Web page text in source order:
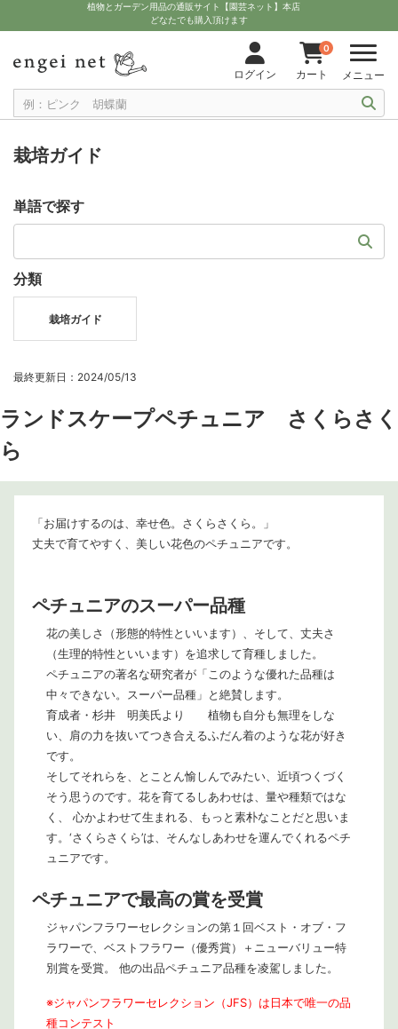
植物とガーデン用品の通販サイト【園芸ネット】本店
どなたでも購入頂けます
ログイン
0
カート メニュー
栽培ガイド
単語で探す
分類
栽培ガイド
最終更新日：2024/05/13
ランドスケープペチュニア さくらさく
ら
「お届けするのは、幸せ色。さくらさくら。」
丈夫で育てやすく、美しい花色のペチュニアです。
ペチュニアのスーパー品種
花の美しさ（形態的特性といいます）、そして、丈夫さ
（生理的特性といいます）を追求して育種しました。
ペチュニアの著名な研究者が「このような優れた品種は
中々できない。スーパー品種」と絶賛します。
育成者・杉井 明美氏より 植物も自分も無理をしな
い、肩の力を抜いてつき合えるふだん着のような花が好き
です。
そしてそれらを、とことん愉しんでみたい、近頃つくづく
そう思うのです。花を育てるしあわせは、量や種類ではな
く、 心かよわせて生まれる、もっと素朴なことだと思いま
す。‘さくらさくら’は、そんなしあわせを運んでくれるペチ
ュニアです。
ペチュニアで最高の賞を受賞
ジャパンフラワーセレクションの第１回ベスト・オブ・フ
ラワーで、ベストフラワー（優秀賞）＋ニューバリュー特
別賞を受賞。 他の出品ペチュニア品種を凌駕しました。
※ジャパンフラワーセレクション（JFS）は日本で唯一の品
種コンテスト